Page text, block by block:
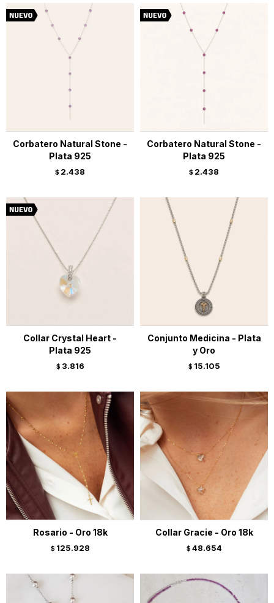
Corbatero Natural Stone -
Plata 925
$ 2.438
Corbatero Natural Stone -
Plata 925
$ 2.438
Collar Crystal Heart -
Plata 925
$ 3.816
Conjunto Medicina - Plata
y Oro
$ 15.105
Rosario - Oro 18k
$ 125.928
Collar Gracie - Oro 18k
$ 48.654